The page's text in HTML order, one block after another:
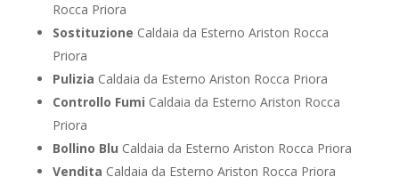
Rocca Priora
Sostituzione Caldaia da Esterno Ariston Rocca
Priora
Pulizia Caldaia da Esterno Ariston Rocca Priora
Controllo Fumi Caldaia da Esterno Ariston Rocca
Priora
Bollino Blu Caldaia da Esterno Ariston Rocca Priora
Vendita Caldaia da Esterno Ariston Rocca Priora